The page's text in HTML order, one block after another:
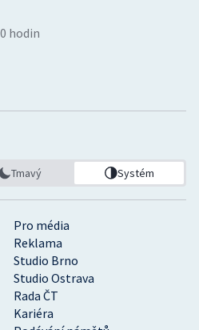
Pro média
Reklama
Studio Brno
Studio Ostrava
Rada ČT
Kariéra
hodin
Tmavý Systém